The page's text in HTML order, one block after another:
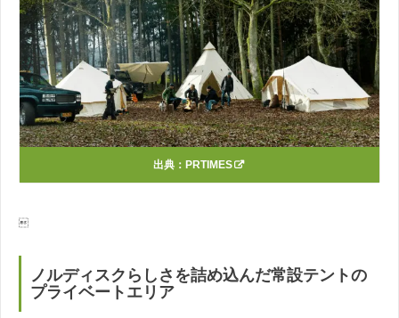
出典： PRTIMES

ノルディスクらしさを詰め込んだ常設テントの
プライベートエリア